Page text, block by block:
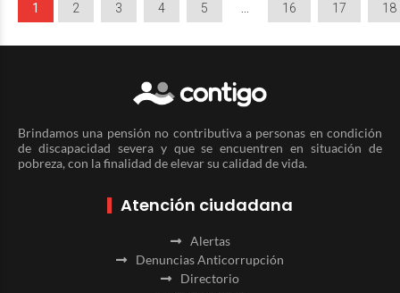
1 2 3 4 5 16 17 18
Brindamos una pensión no contributiva a personas en condición
de discapacidad severa y que se encuentren en situación de
pobreza, con la finalidad de elevar su calidad de vida.
Atención ciudadana
Alertas
Denuncias Anticorrupción
Directorio